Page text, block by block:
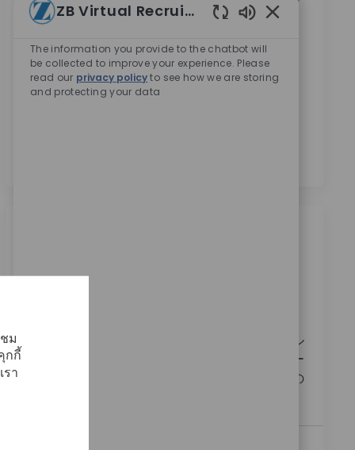
ม
กกี้
รา
Zimmer Biomet ติดต่อข้าพเจ้าเกี่ยวกับโอกาสการ
ทำงานในอนาคต*
ทำเครื่องหมายในช่องนี้ ข้าพเจ้ายินยอมให้มีการ
Field Sales Recon 大阪
私たちは、患者様のために全力を尽くすフィール
ドセールスリコンを募集しています。医師やナー
スと連携し、信頼関係を構築しながら、患者様の
ZB Virtual Recruiter
The information you provide to the chatbot will
be collected to improve your experience. Please
read our privacy policyto see how we are storing
and protecting your data